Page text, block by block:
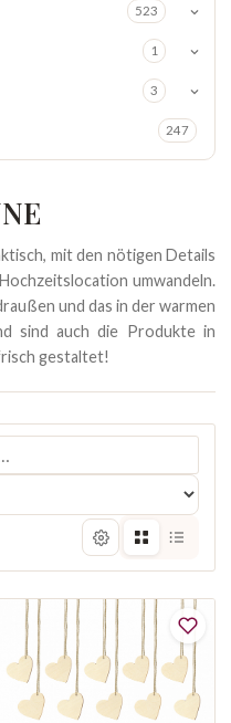
523
1
3
247
mit den nötigen Details
umwandeln.
und das in der warmen
sind auch die Produkte in
gestaltet!